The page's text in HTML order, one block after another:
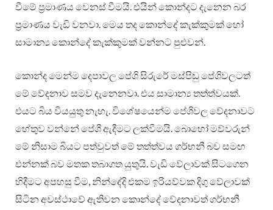
වීමේ ප්‍රමාණය වෙනස් වීමයි. එයින් කොන්දට දැනෙන බර
ප්‍රමාණය වැඩි වනවා. මෙය තද කොන්දේ කැක්කුමක් හෝ
සාමාන්‍ය කොන්දේ කැක්කුමක් වන්නට පුළුවන්.
කොන්ද මෙන්ම දෙපාවල පේශි සිරුරේ මස්පිඬු පේශිවලටත්
මේ වේදනාව සමව දැනෙනවා. එය සාමාන්‍ය තත්ත්වයක්.
එයට බිය වියයුතු නැහැ. විශේෂයෙන්ම පේශිවල වේදනාවට
හේතුව වන්නේ පේශී ඇදීමට ලක්වීමයි. බොහෝ මව්වරුන්
මේ නිසාම බියට පත්වුවත් මේ තත්ත්වය ගර්භනී බව සමඟ
එන්නක් බව මතක තබාගත යුතුයි. වැඩි වේලාවක් සිටගෙන
හිදීමට අපහසු වීම, නින්දේදි එකම ඉරියව්වක දිගු වේලාවක්
සිටින අවස්ථාවේ ඇතිවන කොන්දේ වේදනාවත් ගර්භනී